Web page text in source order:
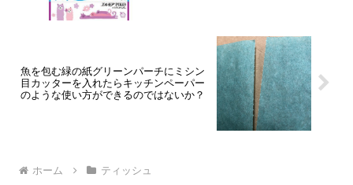
魚を包む緑の紙グリーンパーチにミシン
目カッターを入れたらキッチンペーパー
のような使い方ができるのではないか？
ホーム ティッシュ